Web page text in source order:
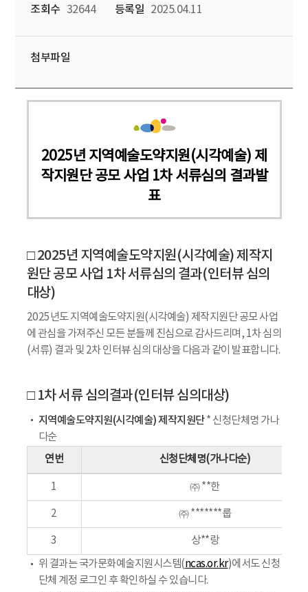
조회수 32644 등록일 2025.04.11
첨부파일
2025년 지역예술도약지원(시각예술) 제
작지원단 공모 사업 1차 서류심의 결과발
표
□ 2025년 지역예술도약지원(시각예술) 제작지
원단 공모 사업 1차 서류심의 결과(인터뷰 심의
대상)
2025년도 지역예술도약지원(시각예술) 제작지원단 공모 사업
에 관심을 가져주신 모든 분들께 진심으로 감사드리며, 1차 심의
(서류) 결과 및 2차 인터뷰 심의 대상을 다음과 같이 발표합니다.
□ 1차 서류 심의결과(인터뷰 심의대상)
지역예술도약지원(시각예술) 제작지원단 * 신청단체명 가나
다순
연번
신청단체명(가나다순)
1 ㈜ **한
2 ㈜ *******룹
3
상**랑
위 결과는 국가문화예술지원시스템(ncas.or.kr)에서도 신청
단체 계정 로그인 후 확인하실 수 있습니다.